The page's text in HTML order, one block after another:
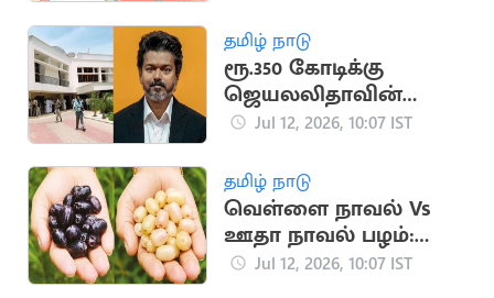
தமிழ் நாடு
ரூ.350 கோடிக்கு
ஜெயலலிதாவின்
இல்லத்தை வாங்கும்
Jul 12, 2026, 10:07 IST
தமிழ் நாடு
வெள்ளை நாவல் Vs
ஊதா நாவல் பழம்:
சிறந்தது எது?
Jul 12, 2026, 10:07 IST